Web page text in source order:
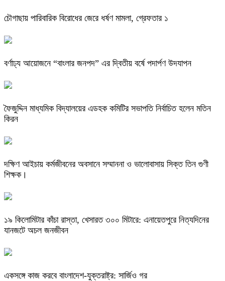
চৌগাছায় পারিবারিক বিরোধের জেরে ধর্ষণ মামলা, গ্রেফতার ১
বর্ণাঢ্য আয়োজনে “বাংলার জনপদ” এর দ্বিতীয় বর্ষে পদার্পণ উদযাপন
ফৈজুদ্দিন মাধ্যমিক বিদ্যালয়ের এডহক কমিটির সভাপতি নির্বাচিত হলেন মতিন
কিরন
দক্ষিণ আইচায় কর্মজীবনের অবসানে সম্মাননা ও ভালোবাসায় সিক্ত তিন গুণী
শিক্ষক।
​১৯ কিলোমিটার কাঁচা রাস্তা, খেসারত ৩০০ মিটারে: এনায়েতপুরে নিত্যদিনের
যানজটে অচল জনজীবন
একসঙ্গে কাজ করবে বাংলাদেশ-যুক্তরাষ্ট্র: সার্জিও গর